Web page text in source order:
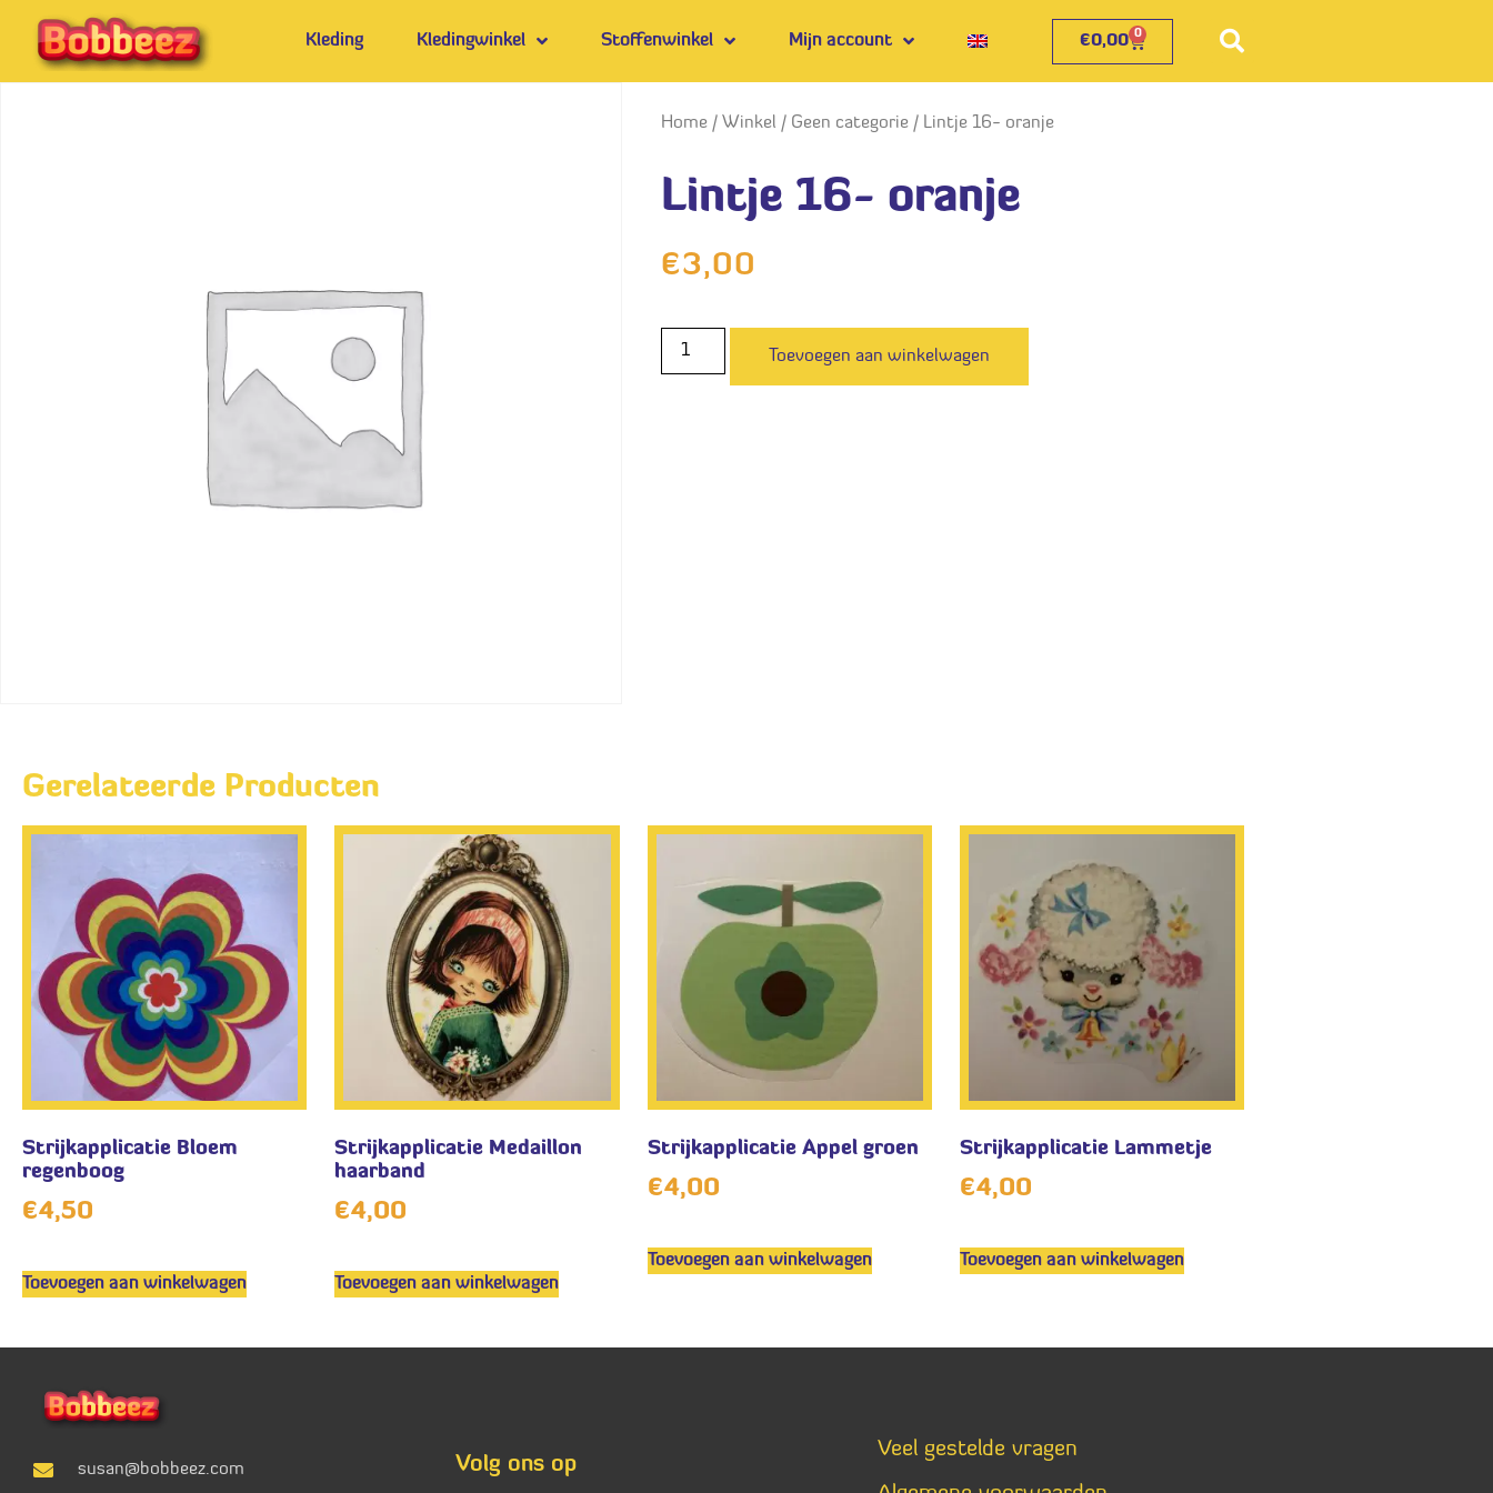
Kleding Kledingwinkel Stoffenwinkel Mijn account €0,00 0
Home / Winkel / Geen categorie / Lintje 16- oranje
Lintje 16- oranje
€3,00
Toevoegen aan winkelwagen
Gerelateerde Producten
Strijkapplicatie Bloem
regenboog
€4,50
Toevoegen aan winkelwagen
Strijkapplicatie Medaillon
haarband
€4,00
Toevoegen aan winkelwagen
Strijkapplicatie Appel groen
€4,00
Toevoegen aan winkelwagen
Strijkapplicatie Lammetje
€4,00
Toevoegen aan winkelwagen
susan@bobbeez.com Volg ons op
Veel gestelde vragen